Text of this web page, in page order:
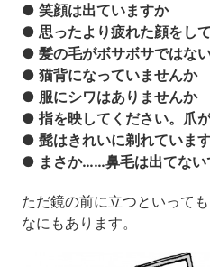
● 笑顔は出ていますか
● 思ったより疲れた顔をし
● 髪の毛がボサボサではな
● 猫背になっていませんか
● 服にシワはありませんか
● 指を映してください。爪
● 髭はきれいに剃れていま
● まさか……鼻毛は出てない
ただ鏡の前に立つといって
なにもあります。